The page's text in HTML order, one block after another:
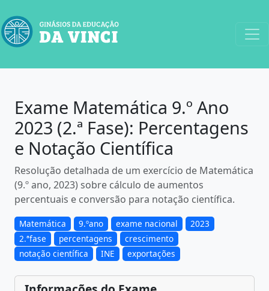
Exame Matemática 9.º Ano
2023 (2.ª Fase): Percentagens
e Notação Científica
Resolução detalhada de um exercício de Matemática
(9.º ano, 2023) sobre cálculo de aumentos
percentuais e conversão para notação científica.
Matemática 9.ºano exame nacional
2023
2.ªfase
percentagens
crescimento
notação científica
INE exportações